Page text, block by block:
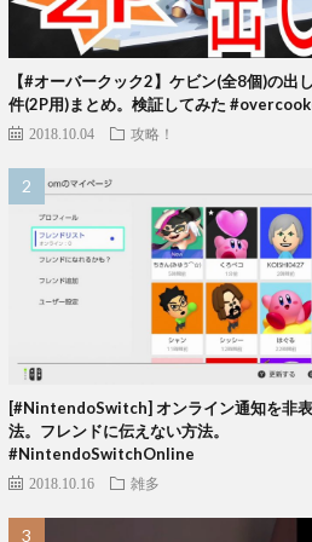
【#オーバークック2】ケビン(全8個)の出
件(2P用)まとめ。検証してみた
2018.10.04 攻略！
[#NintendoSwitch] オンライン通知を非
法。フレンドに伝えない方法。
#NintendoSwitchOnline
2018.10.16 雑多